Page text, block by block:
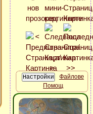
Файлове
Помощ